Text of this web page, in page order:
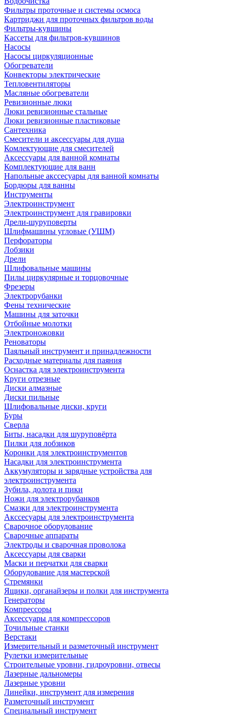
Фильтры проточные и системы осмоса
Картриджи для проточных фильтров воды
Фильтры-кувшины
Кассеты для фильтров-кувшинов
Насосы
Насосы циркуляционные
Обогреватели
Конвекторы электрические
Тепловентиляторы
Масляные обогреватели
Ревизионные люки
Люки ревизионные стальные
Люки ревизионные пластиковые
Сантехника
Смесители и аксессуары для душа
Комлектующие для смесителей
Аксессуары для ванной комнаты
Комплектующие для ванн
Напольные акссесуары для ванной комнаты
Бордюры для ванны
Инструменты
Электроинструмент
Электроинструмент для гравировки
Дрели-шуруповерты
Шлифмашины угловые (УШМ)
Перфораторы
Лобзики
Дрели
Шлифовальные машины
Пилы циркулярные и торцовочные
Фрезеры
Электрорубанки
Фены технические
Машины для заточки
Отбойные молотки
Электроножовки
Реноваторы
Паяльный инструмент и принадлежности
Расходные материалы для паяния
Оснастка для электроинструмента
Круги отрезные
Диски алмазные
Диски пильные
Шлифовальные диски, круги
Буры
Сверла
Биты, насадки для шуруповёрта
Пилки для лобзиков
Коронки для электроинструментов
Насадки для электроинструмента
Аккумуляторы и зарядные устройства для
электроинструмента
Зубила, долота и пики
Ножи для электрорубанков
Смазки для электроинструмента
Акссесуары для электроинструмента
Сварочное оборудование
Сварочные аппараты
Электроды и сварочная проволока
Аксессуары для сварки
Маски и перчатки для сварки
Оборудование для мастерской
Стремянки
Ящики, органайзеры и полки для инструмента
Генераторы
Компрессоры
Аксессуары для компрессоров
Точильные станки
Верстаки
Измерительный и разметочный инструмент
Рулетки измерительные
Строительные уровни, гидроуровни, отвесы
Лазерные дальномеры
Лазерные уровни
Линейки, инструмент для измерения
Разметочный инструмент
Специальный инструмент